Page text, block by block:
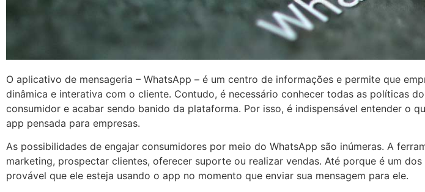
O aplicativo de mensageria – WhatsApp – é um centro de informações e permite que
dinâmica e interativa com o cliente. Contudo, é necessário conhecer todas as políticas
consumidor e acabar sendo banido da plataforma. Por isso, é indispensável entender o
app pensada para empresas.
As possibilidades de engajar consumidores por meio do WhatsApp são inúmeras. A
marketing, prospectar clientes, oferecer suporte ou realizar vendas. Até porque é um
provável que ele esteja usando o app no momento que enviar sua mensagem para ele.